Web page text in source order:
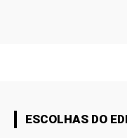
ESCOLHAS DO